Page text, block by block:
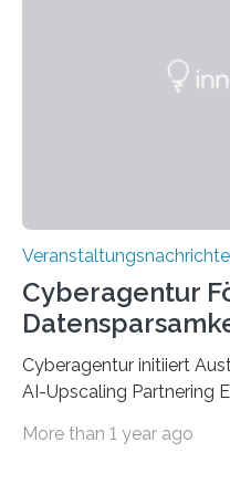
„QUAZAR“ mit
Cyberagentur
Cyberagentur initiiert
AI-Upscaling Partnering
innovative
More than 1 year ago